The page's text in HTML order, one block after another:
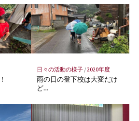
日々の活動の様子/2020年度
雨の日の登下校は大変だけ
ど…